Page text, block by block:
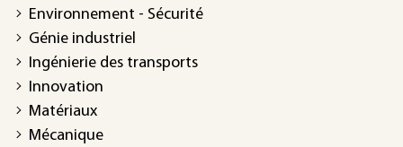
Environnement - Sécurité
Génie industriel
Ingénierie des transports
Innovation
Matériaux
Mécanique